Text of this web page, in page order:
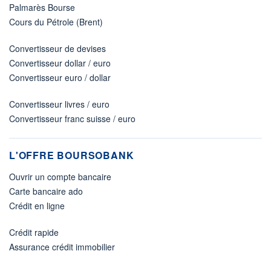
Palmarès Bourse
Cours du Pétrole (Brent)
Convertisseur de devises
Convertisseur dollar / euro
Convertisseur euro / dollar
Convertisseur livres / euro
Convertisseur franc suisse / euro
L'OFFRE BOURSOBANK
Ouvrir un compte bancaire
Carte bancaire ado
Crédit en ligne
Crédit rapide
Assurance crédit immobilier